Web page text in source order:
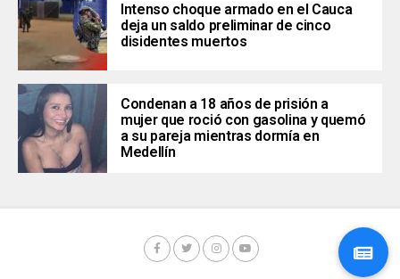
Intenso choque armado en el Cauca
deja un saldo preliminar de cinco
disidentes muertos
Condenan a 18 años de prisión a
mujer que roció con gasolina y quemó
a su pareja mientras dormía en
Medellín